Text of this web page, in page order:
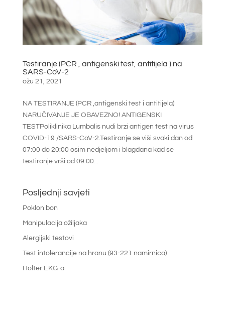
Testiranje (PCR , antigenski test, antitijela ) na
SARS-CoV-2
ožu 21, 2021
NA TESTIRANJE (PCR ,antigenski test i antitijela)
NARUČIVANJE JE OBAVEZNO! ANTIGENSKI
TESTPoliklinika Lumbalis nudi brzi antigen test na virus
COVID-19 /SARS-CoV-2.Testiranje se viši svaki dan od
07:00 do 20:00 osim nedjeljom i blagdana kad se
testiranje vrši od 09:00...
Posljednji savjeti
Poklon bon
Manipulacija ožiljaka
Alergijski testovi
Test intolerancije na hranu (93-221 namirnica)
Holter EKG-a